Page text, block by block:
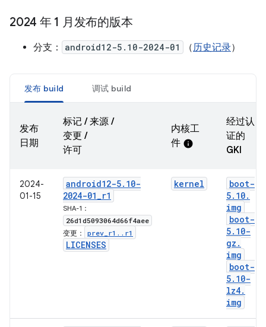
2024 年 1 月发布的版本
分支： android12-5.10-2024-01 （历史记录）
发布 build 调试 build
发布
日期
标记 / 来源 /
变更 /
许可
内核工
件 info
经过认
证的
GKI
2024-
01-15
android12-5. 10-
2024-01_r1
SHA-1：
26d1d5093064d66f4aee
变更： prev r1 . . r1
LICENSES
kernel
boot-
5. 10.
img
boot-
5. 10-
gz .
img
boot-
5. 10-
lz4.
img